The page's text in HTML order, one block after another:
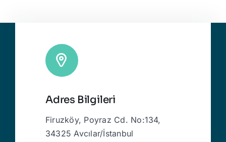
Adres Bilgileri
Firuzköy, Poyraz Cd. No:134,
34325 Avcılar/İstanbul